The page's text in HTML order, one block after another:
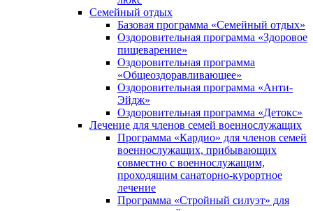
Семейный отдых
Базовая программа «Семейный отдых»
Оздоровительная программа «Здоровое
пищеварение»
Оздоровительная программа
«Общеоздоравливающее»
Оздоровительная программа «Анти-
Эйдж»
Оздоровительная программа «Детокс»
Лечение для членов семей военнослужащих
Программа «Кардио» для членов семей
военнослужащих, прибывающих
совместно с военнослужащим,
проходящим санаторно-курортное
лечение
Программа «Стройный силуэт» для